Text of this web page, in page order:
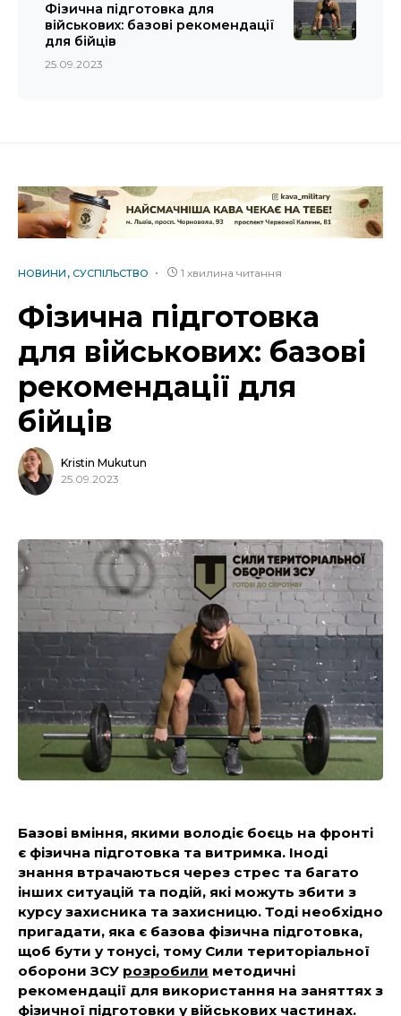
Фізична підготовка для
військових: базові рекомендації
для бійців
25.09.2023
НОВИНИ СУСПІЛЬСТВО 1 хвилина читання
Фізична підготовка
для військових: базові
рекомендації для
бійців
Kristin Mukutun
25.09.2023
Базові вміння, якими володіє боєць на фронті
є фізична підготовка та витримка. Іноді
знання втрачаються через стрес та багато
інших ситуацій та подій, які можуть збити з
курсу захисника та захисницю. Тоді необхідно
пригадати, яка є базова фізична підготовка,
щоб бути у тонусі, тому Сили територіальної
оборони ЗСУ розробили методичні
рекомендації для використання на заняттях з
фізичної підготовки у військових частинах.